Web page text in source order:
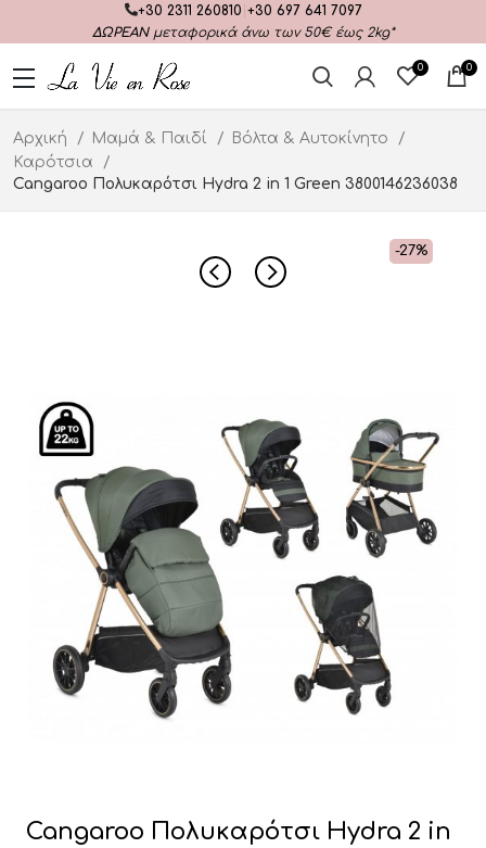
+30 2311 260810 +30 697 641 7097
ΔΩΡΕΑΝμεταφορικά άνω των 50€ έως 2kg*
0 0
Αρχική Μαμά & Παιδί
Βόλτα & Αυτοκίνητο
Καρότσια
Cangaroo Πολυκαρότσι Hydra 2 in 1 Green 3800146236038
-27%
Cangaroo Πολυκαρότσι Hydra 2 in